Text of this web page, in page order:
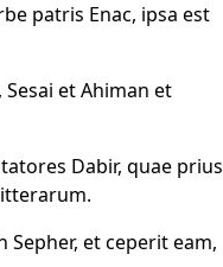
patris Enac, ipsa est
et Ahiman et
Dabir, quae prius
Sepher, et ceperit eam,